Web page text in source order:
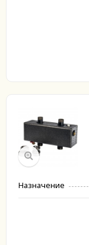
Назначение